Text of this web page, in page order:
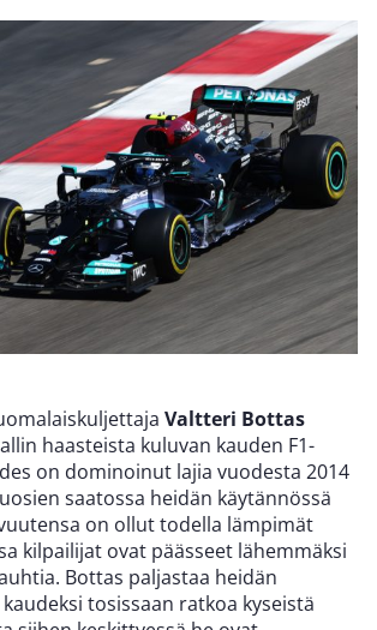
Valtteri Bottas
haasteista kuluvan kauden F1-
on dominoinut lajia vuodesta 2014
saatossa heidän käytännössä
on ollut todella lämpimät
kilpailijat ovat päässeet lähemmäksi
Bottas paljastaa heidän
tosissaan ratkoa kyseistä